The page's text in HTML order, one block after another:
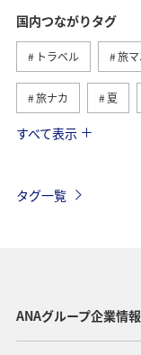
国内つながりタグ
トラベル 旅
旅ナカ 夏
川 グルメ
ヤマメ 福岡県
すべて表示
タグ一覧
ANAグループ企業情報